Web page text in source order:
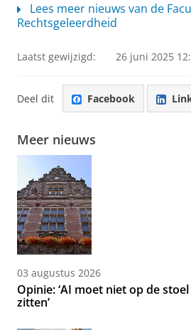
Lees meer nieuws van de
Rechtsgeleerdheid
Laatst gewijzigd: 26 juni 2025
Deel dit Facebook
Meer nieuws
03 augustus 2026
Opinie: ‘AI moet niet op de
zitten’